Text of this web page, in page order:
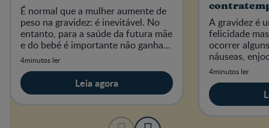
É normal que a mulher aumente de
peso na gravidez: é inevitável. No
entanto, para a saúde da futura mãe
e do bebé é importante não ganhar
peso a mais nem a menos.
4minutos ler
Leia agora
A gravidez é
felicidade
ocorrer
náuseas,
cãibras, etc.!
e tranquila?
4minutos ler